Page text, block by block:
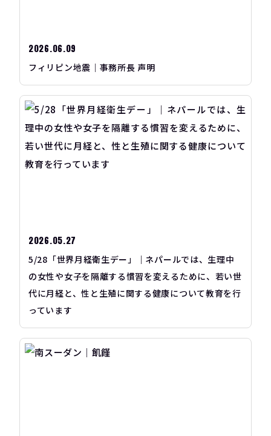
2026.06.09
フィリピン地震｜事務所長 声明
2026.05.27
5/28「世界月経衛生デー」｜ネパールでは、生理中
の女性や女子を隔離する慣習を変えるために、若い世
代に月経と、性と生殖に関する健康について教育を行
っています